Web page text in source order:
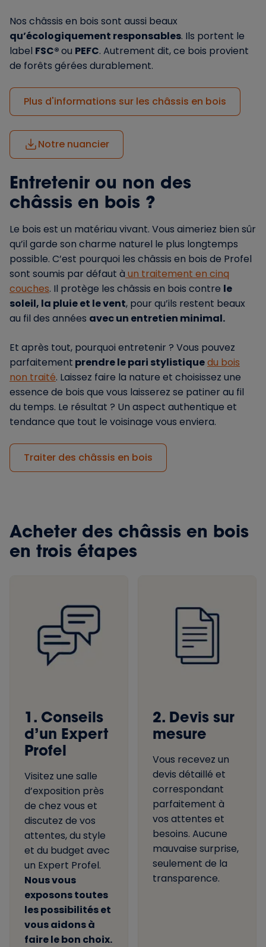
Nos châssis en bois sont aussi beaux
qu’écologiquement responsables. Ils portent le
label FSC®ou PEFC. Autrement dit, ce bois provient
de forêts gérées durablement.
Plus d'informations sur les châssis en bois
Notre nuancier
Entretenir ou non des
châssis en bois ?
Le bois est un matériau vivant. Vous aimeriez bien sûr
qu’il garde son charme naturel le plus longtemps
possible. C’est pourquoi les châssis en bois de Profel
sont soumis par défaut à un traitement en cinq
couches. Il protège les châssis en bois contre le
soleil, la pluie et le vent, pour qu’ils restent beaux
au fil des années avec un entretien minimal.
Et après tout, pourquoi entretenir ? Vous pouvez
parfaitement prendre le pari stylistiquedu bois
non traité. Laissez faire la nature et choisissez une
essence de bois que vous laisserez se patiner au fil
du temps. Le résultat ? Un aspect authentique et
tendance que tout le voisinage vous enviera.
Traiter des châssis en bois
Acheter des châssis en bois
en trois étapes
1. Conseils
d’un Expert
Profel
Visitez une salle
d’exposition près
de chez vous et
discutez de vos
attentes, du style
et du budget avec
un Expert Profel.
Nous vous
exposons toutes
les possibilités et
vous aidons à
faire le bon choix.
2. Devis sur
mesure
Vous recevez un
devis détaillé et
correspondant
parfaitement à
vos attentes et
besoins. Aucune
mauvaise surprise,
seulement de la
transparence.